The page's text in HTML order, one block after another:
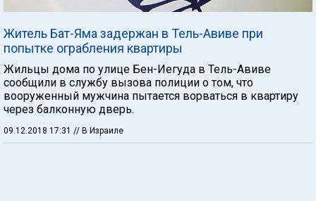
Житель Бат-Яма задержан в Тель-Авиве при
попытке ограбления квартиры
Жильцы дома по улице Бен-Иегуда в Тель-Авиве
сообщили в службу вызова полиции о том, что
вооруженный мужчина пытается ворваться в квартиру
через балконную дверь.
09.12.2018 17:31 // В Израиле